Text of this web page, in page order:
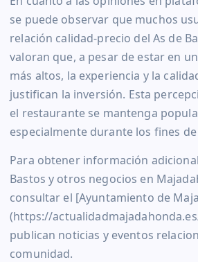
se puede observar que muchos
relación calidad-precio del As de
valoran que, a pesar de estar en
más altos, la experiencia y la
justifican la inversión. Esta
el restaurante se mantenga
especialmente durante los fines
Para obtener información
Bastos y otros negocios en
consultar el [Ayuntamiento de
(https://
publican noticias y eventos
comunidad.